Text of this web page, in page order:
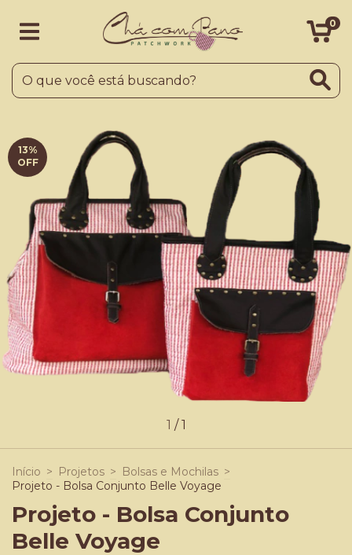
0
13%
OFF
1 /1
Início > Projetos > Bolsas e Mochilas >
Projeto - Bolsa Conjunto Belle Voyage
Projeto - Bolsa Conjunto
Belle Voyage